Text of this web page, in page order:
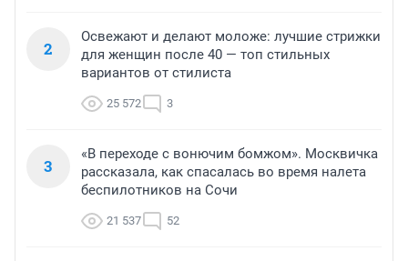
2
Освежают и делают моложе: лучшие стрижки
для женщин после 40 — топ стильных
вариантов от стилиста
25 572 3
3
«В переходе с вонючим бомжом». Москвичка
рассказала, как спасалась во время налета
беспилотников на Сочи
21 537 52